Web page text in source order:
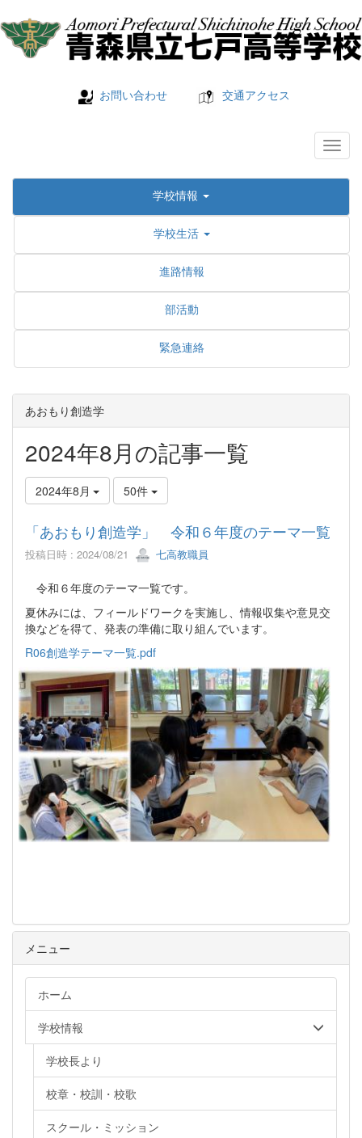
お問い合わせ 交通アクセス
学校情報
学校生活
進路情報
部活動
緊急連絡
あおもり創造学
2024年8月の記事一覧
2024年8月 50件
「あおもり創造学」 令和６年度のテーマ一覧
投稿日時 : 2024/08/21 七高教職員
令和６年度のテーマ一覧です。
夏休みには、フィールドワークを実施し、情報収集や意見交
換などを得て、発表の準備に取り組んでいます。
R06創造学テーマ一覧.pdf
メニュー
ホーム
学校情報
学校長より
校章・校訓・校歌
スクール・ミッション